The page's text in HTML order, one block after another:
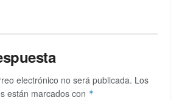
electrónico no será publicada. Los
están marcados con *